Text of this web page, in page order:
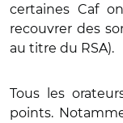
certaines Caf
recouvrer des
au titre du RSA).
Tous les
points.